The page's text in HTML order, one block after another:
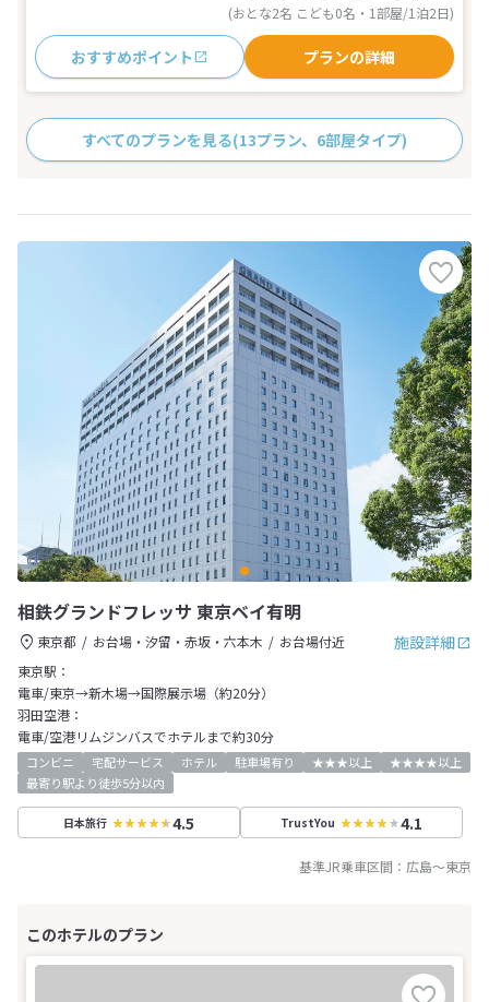
(おとな2名 こども0名・1部屋/1泊2日)
おすすめポイント プランの詳細
すべてのプランを見る(13プラン、6部屋タイプ)
相鉄グランドフレッサ 東京ベイ有明
施設詳細
東京都 お台場・汐留・赤坂・六本木
お台場付近
東京駅：
電車/東京→新木場→国際展示場（約20分）
羽田空港：
電車/空港リムジンバスでホテルまで約30分
コンビニ 宅配サービス ホテル 駐車場有り ★★★以上
★★★★以上
最寄り駅より徒歩5分以内
日本旅行 4.5 TrustYou 4.1
基準JR乗車区間： 広島～東京